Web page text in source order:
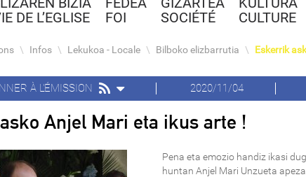
DE L’EGLISE
FOI
SOCIÉTÉ
CULTURE
\ Infos \ Lekukoa - Locale \ Bilboko elizbarrutia \ Eskerrik
À L'ÉMISSION 2020/11/04
Anjel Mari eta ikus arte !
Pena eta emozio handiz ikasi
huntan Anjel Mari Unzueta